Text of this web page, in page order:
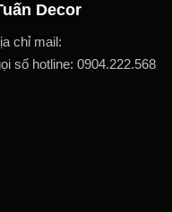
Decor
chỉ mail:
số hotline: 0904.222.568